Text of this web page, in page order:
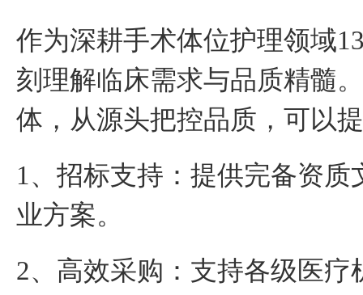
作为深耕手术体位护理领域
刻理解临床需求与品质精髓
体，从源头把控品质， 可以
1 、 招标支持：提供完备资
业方案。
2、 高效采购：支持各级医